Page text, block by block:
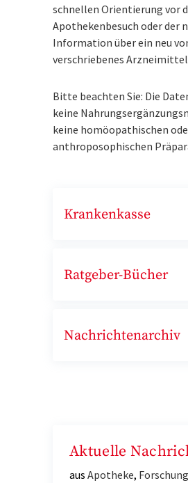
schnellen Orientierung vor
Apothekenbesuch oder der
Information über ein neu
verschriebenes
Bitte beachten Sie: Die
keine
keine homöopathischen
anthroposophischen
Krankenkasse
Ratgeber-Bücher
Nachrichtenarchiv
Aktuelle
aus Apotheke, Forschung